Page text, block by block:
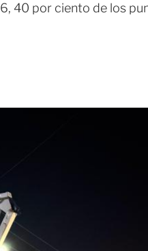
40 por ciento de los